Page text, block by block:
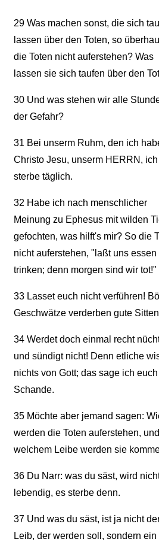
29Was machen sonst, die sich
lassen über den Toten, so
die Toten nicht auferstehen? Was
lassen sie sich taufen über den
30Und was stehen wir alle
der Gefahr?
31 Bei unserm Ruhm, den ich
Christo Jesu, unserm HERRN, ich
sterbe täglich.
32 Habe ich nach menschlicher
Meinung zu Ephesus mit wilden
gefochten, was hilft's mir? So die
nicht auferstehen, "laßt uns essen
trinken; denn morgen sind wir tot!"
33Lasset euch nicht verführen!
Geschwätze verderben gute
34Werdet doch einmal recht
und sündigt nicht! Denn etliche
nichts von Gott; das sage ich
Schande.
35Möchte aber jemand sagen:
werden die Toten auferstehen,
welchem Leibe werden sie
36Du Narr: was du säst, wird
lebendig, es sterbe denn.
37Und was du säst, ist ja nicht
Leib, der werden soll, sondern ein